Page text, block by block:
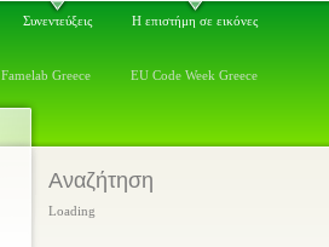
Συνεντεύξεις Η επιστήμη σε εικόνες
Famelab Greece EU Code Week Greece
Αναζήτηση
Loading